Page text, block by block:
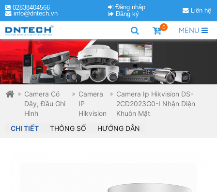
02838404566
info@dntech.vn
Đăng nhập
Đăng ký
Liên hệ
MENU
0
Camera Có
Dây, Đầu Ghi
Hình
Camera
IP
Hikvision
Camera Ip Hikvision DS-
2CD2023G0-I Nhận Diện
Khuôn Mặt
CHI TIẾT
THÔNG SỐ HƯỚNG DẪN